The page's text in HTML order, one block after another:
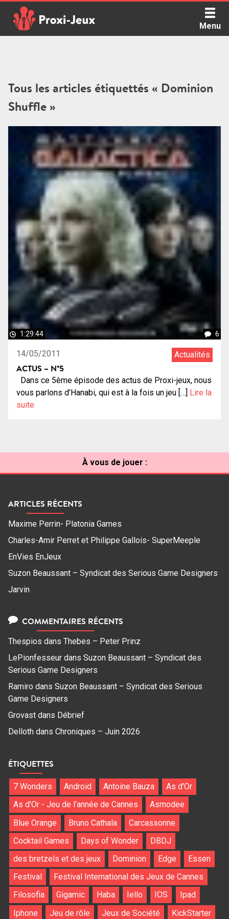
content
Menu
Tous les articles étiquettés « Dominion
Shuffle »
1:29:44 6
14/05/2011 Actualités
ACTUS – N°5
Dans ce 5ème épisode des actus de Proxi-jeux, nous
vous parlons d’Hanabi, qui est à la fois un jeu […] Lire la
suite
À vous de jouer :
ARTICLES RÉCENTS
Maxime Perrin- Platonia Games
Charles-Amir Perret et Philippe Gallois- SuperMeeple
EnVies EnJeux
Suzon Beaussant – Syndicat des Serious Game Designers
Jarvin
COMMENTAIRES RÉCENTS
Thespios dans Thebes – Peter Prinz
LePionfesseur dans Suzon Beaussant – Syndicat des
Serious Game Designers
Ramiro dans Suzon Beaussant – Syndicat des Serious
Game Designers
Grovast dans Débrief
Delloth dans Chroniques – Juin 2026
ÉTIQUETTES
7 Wonders Android Antoine Bauza
As d'Or
As d'Or - Jeu de l'année de Cannes
Asmodee
Blue Orange
Bruno Cathala
Carcassonne
Cocktail Games
Days of Wonder
DBDJ
des bretzels et des jeux
Dominion Edge
Essen
Festival
Festival International des Jeux de Cannes
Filosofia
Gigamic Haba Iello IOS
Ipad
Iphone
Jeu de rôle Jeux de Société KickStarter